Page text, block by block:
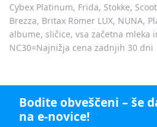
Cybex Platinum, Frida, Stokke,
Brezza, Britax Römer LUX, NUNA,
albume, sličice, vsa začetna mleka
NC30=Najnižja cena zadnjih 30 dni
Bodite obveščeni – še
na e-novice!